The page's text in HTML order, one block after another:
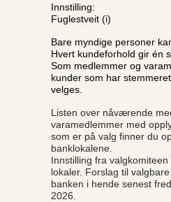
Innstilling:
Fuglestveit (i)
Bare myndige personer
Hvert kundeforhold gir én
Som medlemmer og
kunder som har
velges.
Listen over nåværende
varamedlemmer med
som er på valg finner du
banklokalene.
Innstilling fra
lokaler. Forslag til
banken i hende senest
2026.